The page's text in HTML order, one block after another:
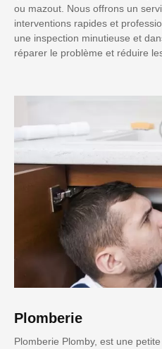
ou mazout. Nous offrons un
interventions rapides et
une inspection minutieuse et
réparer le problème et réduire
Plomberie
Plomberie Plomby, est une